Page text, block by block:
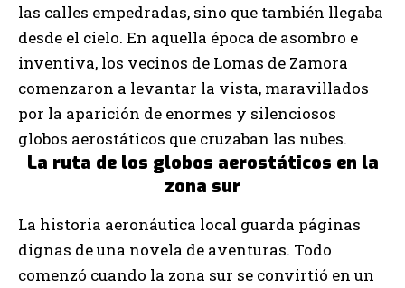
las calles empedradas, sino que también llegaba
desde el cielo. En aquella época de asombro e
inventiva, los vecinos de Lomas de Zamora
comenzaron a levantar la vista, maravillados
por la aparición de enormes y silenciosos
globos aerostáticos que cruzaban las nubes.
La ruta de los globos aerostáticos en la
zona sur
La historia aeronáutica local guarda páginas
dignas de una novela de aventuras. Todo
comenzó cuando la zona sur se convirtió en un